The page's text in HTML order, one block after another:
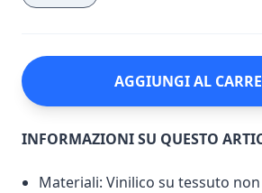
AGGIUNGI AL
INFORMAZIONI SU QUESTO
Materiali: Vinilico su tessuto